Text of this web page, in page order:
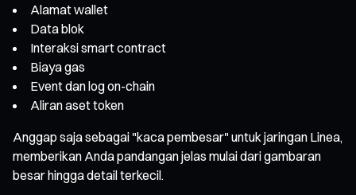
Alamat wallet
Data blok
Interaksi smart contract
Biaya gas
Event dan log on-chain
Aliran aset token
Anggap saja sebagai "kaca pembesar" untuk jaringan Linea,
memberikan Anda pandangan jelas mulai dari gambaran
besar hingga detail terkecil.